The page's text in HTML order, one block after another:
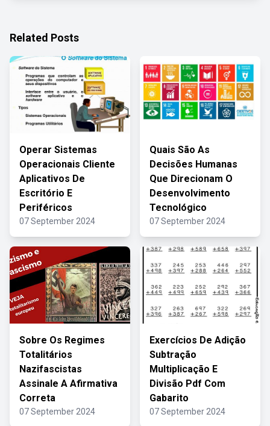
Related Posts
Operar Sistemas
Operacionais Cliente
Aplicativos De
Escritório E
Periféricos
07 September 2024
Quais São As
Decisões Humanas
Que Direcionam O
Desenvolvimento
Tecnológico
07 September 2024
Sobre Os Regimes
Totalitários
Nazifascistas
Assinale A Afirmativa
Correta
07 September 2024
Exercícios De Adição
Subtração
Multiplicação E
Divisão Pdf Com
Gabarito
07 September 2024